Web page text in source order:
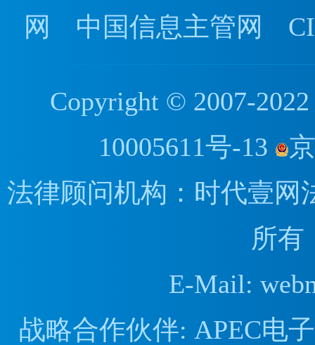
网
中国信息主管网
Copyright © 2007-
10005611号-13
法律顾问机构：时代壹
所有
E-Mail:
战略合作伙伴: APEC电